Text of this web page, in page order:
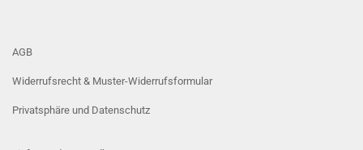
AGB
Widerrufsrecht & Muster-Widerrufsformular
Privatsphäre und Datenschutz